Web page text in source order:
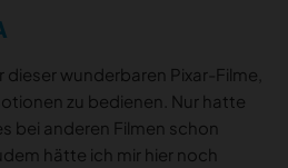
dieser wunderbaren Pixar-Filme,
zu bedienen. Nur hatte
bei anderen Filmen schon
hätte ich mir hier noch